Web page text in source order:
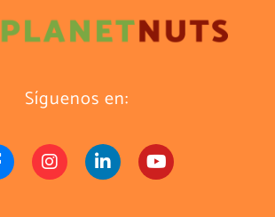
Síguenos en: